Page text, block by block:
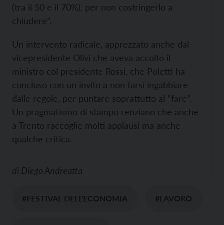
(tra il 50 e il 70%), per non costringerlo a
chiudere”.
Un intervento radicale, apprezzato anche dal
vicepresidente Olivi che aveva accolto il
ministro col presidente Rossi, che Poletti ha
concluso con un invito a non farsi ingabbiare
dalle regole, per puntare soprattutto al “fare”.
Un pragmatismo di stampo renziano che anche
a Trento raccoglie molti applausi ma anche
qualche critica.
di Diego Andreatta
#FESTIVAL DELL'ECONOMIA #LAVORO